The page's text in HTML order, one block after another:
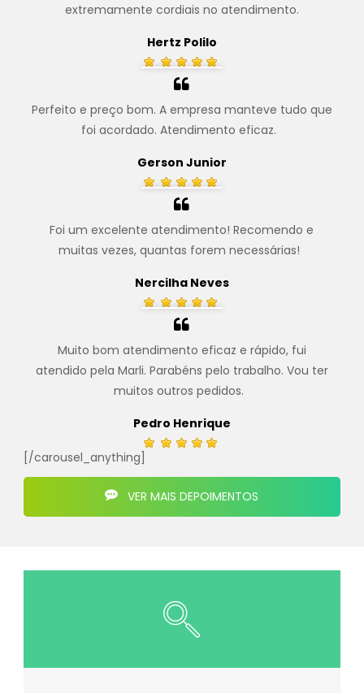
extremamente cordiais no atendimento.
Hertz Polilo
Perfeito e preço bom. A empresa manteve tudo que
foi acordado. Atendimento eficaz.
Gerson Junior
Foi um excelente atendimento! Recomendo e
muitas vezes, quantas forem necessárias!
Nercilha Neves
Muito bom atendimento eficaz e rápido, fui
atendido pela Marli. Parabéns pelo trabalho. Vou ter
muitos outros pedidos.
Pedro Henrique
[/carousel_anything]
VER MAIS DEPOIMENTOS